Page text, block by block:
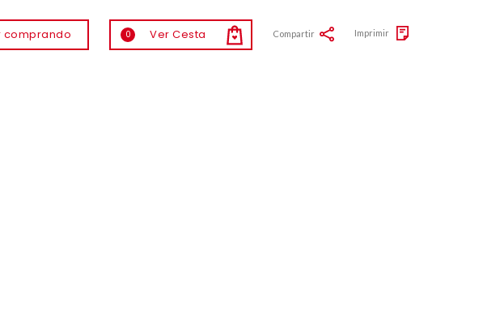
comprando 0 Ver Cesta Compartir Imprimir